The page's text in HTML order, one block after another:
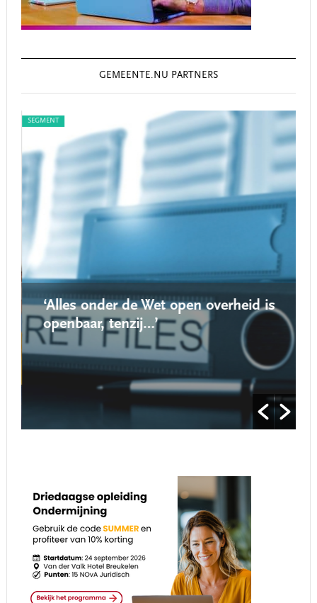
GEMEENTE.NU PARTNERS
SEGMENT
‘Alles onder de Wet open overheid is
openbaar, tenzij…’